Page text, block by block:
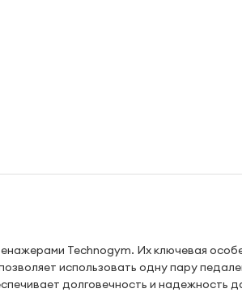
Technogym. Их ключевая
использовать одну пару
долговечность и надежность